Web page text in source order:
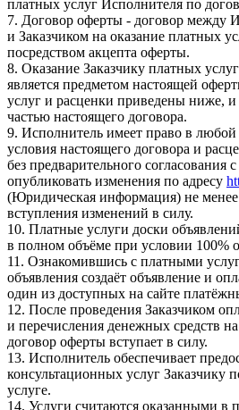
платных услуг Исполнителя по
7. Договор оферты - договор между
и Заказчиком на оказание платных
посредством акцепта оферты.
8. Оказание Заказчику платных
является предметом настоящей
услуг и расценки приведены ниже,
частью настоящего договора.
9. Исполнитель имеет право в
условия настоящего договора и
без предварительного согласования
опубликовать изменения по адресу
(Юридическая информация) не менее
вступления изменений в силу.
10. Платные услуги доски
в полном объёме при условии 100%
11. Ознакомившись с платными
объявления создаёт объявление и
один из доступных на сайте
12. После проведения Заказчиком
и перечисления денежных средств
договор оферты вступает в силу.
13. Исполнитель обеспечивает
консультационных услуг Заказчику
услуге.
14. Услуги считаются оказанными в